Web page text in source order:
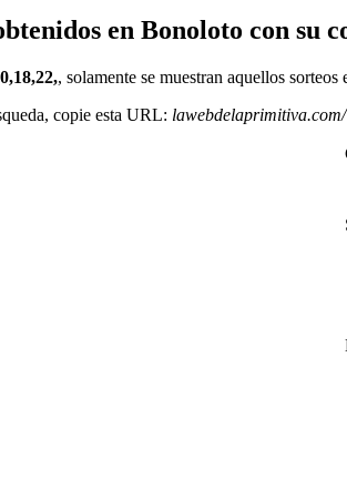
en Bonoloto con su
, solamente se muestran aquellos sorteos
copie esta URL: